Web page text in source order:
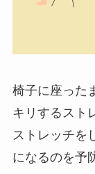
椅子に座った
キリするスト
ストレッチを
になるのを予